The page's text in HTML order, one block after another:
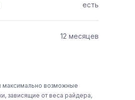
есть
12 месяцев
максимально возможные
зависящие от веса райдера,